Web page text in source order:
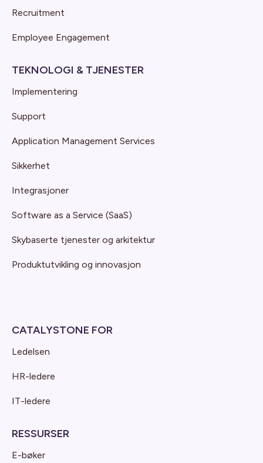
Recruitment
Employee Engagement
TEKNOLOGI & TJENESTER
Implementering
Support
Application Management Services
Sikkerhet
Integrasjoner
Software as a Service (SaaS)
Skybaserte tjenester og arkitektur
Produktutvikling og innovasjon
CATALYSTONE FOR
Ledelsen
HR-ledere
IT-ledere
RESSURSER
E-bøker